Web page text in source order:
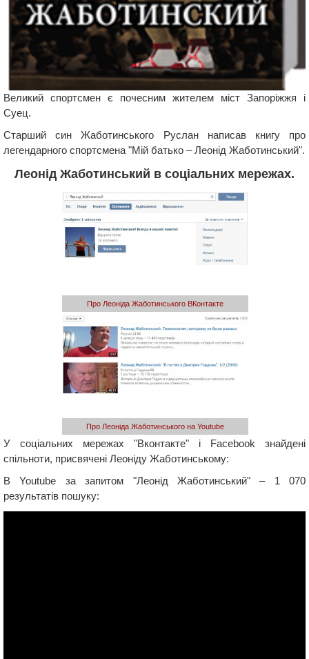
Великий спортсмен є почесним жителем міст Запоріжжя і
Суец.
Старший син Жаботинського Руслан написав книгу про
легендарного спортсмена "Мій батько – Леонід Жаботинський".
Леонід Жаботинський в соціальних мережах.
Про Леоніда Жаботинського ВКонтакте
Про Леоніда Жаботинського на Youtube
У соціальних мережах "Вконтакте" і Facebook знайдені
спільноти, присвячені Леоніду Жаботинському:
В Youtube за запитом "Леонід Жаботинський" – 1 070
результатів пошуку: